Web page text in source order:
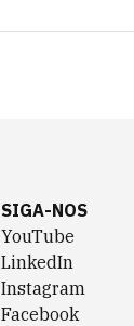
SIGA-NOS
YouTube
LinkedIn
Instagram
Facebook